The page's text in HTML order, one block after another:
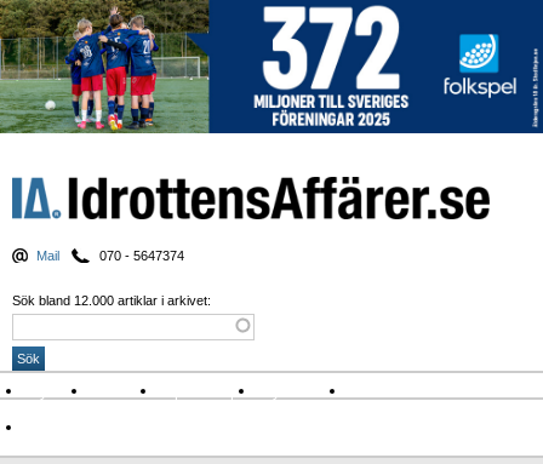
Mail 070 - 5647374
Sök bland 12.000 artiklar i arkivet:
Nyheter Krönikor Sport & spel Nyhetsbrev